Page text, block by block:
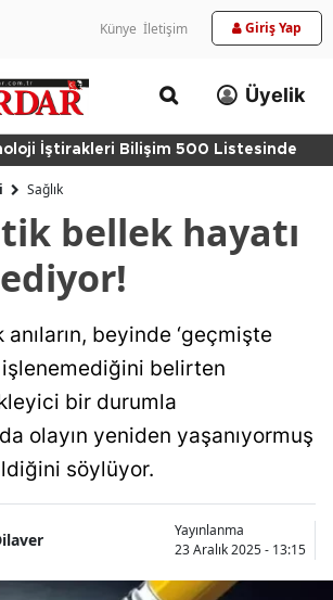
Künye İletişim Giriş Yap
Üyelik
İştirakleri Bilişim 500 Listesinde
Sağlık
bellek hayatı
anıların, beyinde ‘geçmişte
işlenemediğini belirten
bir durumla
olayın yeniden yaşanıyormuş
söylüyor.
Yayınlanma
23 Aralık 2025 - 13:15